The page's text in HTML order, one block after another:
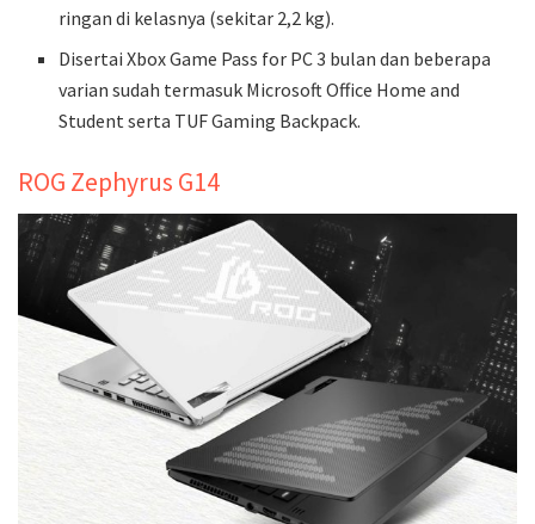
ringan di kelasnya (sekitar 2,2 kg).
Disertai Xbox Game Pass for PC 3 bulan dan beberapa
varian sudah termasuk Microsoft Office Home and
Student serta TUF Gaming Backpack.
ROG Zephyrus G14